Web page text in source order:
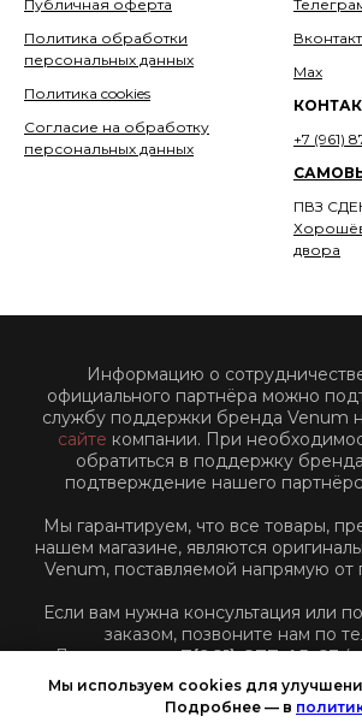
Публичная оферта
Политика обработки
персональных данных
Политика cookies
Согласие на обработку
персональных данных
Мах
+7 (961)
ПВЗ
двора
Информацию о
официального партнёра можно
службу поддержки бренда Venum
сайте компании. При
обратиться в поддержку
подтверждение нашего
Мы гарантируем, что все товары,
нашем магазине, являются
Venum, поставляемой напрямую от
Если вам нужна консультация или
заказом, позвоните нам по
Для звонков:+7(961)-877-45-63
18:00 по Московскому
Мы используем cookies для
Подробнее — в